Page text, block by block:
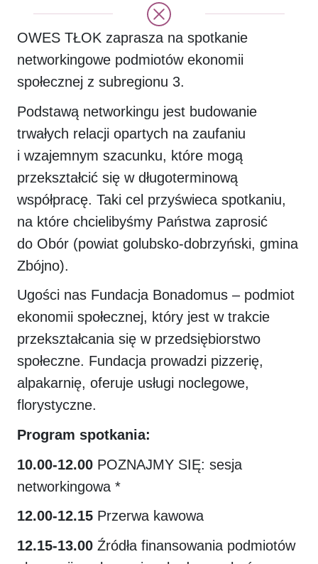
OWES TŁOK zaprasza na spotkanie
networkingowe podmiotów ekonomii
społecznej z subregionu 3.
Podstawą networkingu jest budowanie
trwałych relacji opartych na zaufaniu
i wzajemnym szacunku, które mogą
przekształcić się w długoterminową
współpracę. Taki cel przyświeca spotkaniu,
na które chcielibyśmy Państwa zaprosić
do Obór (powiat golubsko-dobrzyński, gmina
Zbójno).
Ugości nas Fundacja Bonadomus – podmiot
ekonomii społecznej, który jest w trakcie
przekształcania się w przedsiębiorstwo
społeczne. Fundacja prowadzi pizzerię,
alpakarnię, oferuje usługi noclegowe,
florystyczne.
Program spotkania:
10.00-12.00 POZNAJMY SIĘ: sesja
networkingowa *
12.00-12.15 Przerwa kawowa
12.15-13.00 Źródła finansowania podmiotów